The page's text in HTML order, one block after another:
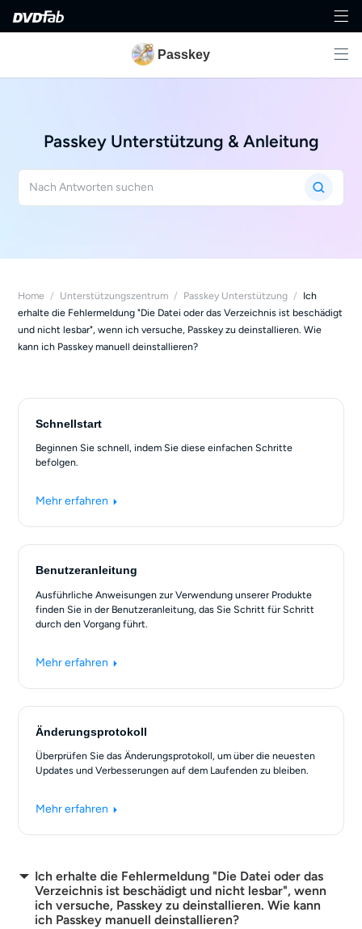
Passkey
Passkey Unterstützung & Anleitung
Home / Unterstützungszentrum / Passkey Unterstützung / Ich
erhalte die Fehlermeldung "Die Datei oder das Verzeichnis ist beschädigt
und nicht lesbar", wenn ich versuche, Passkey zu deinstallieren. Wie
kann ich Passkey manuell deinstallieren?
Schnellstart
Beginnen Sie schnell, indem Sie diese einfachen Schritte
befolgen.
Mehr erfahren
Benutzeranleitung
Ausführliche Anweisungen zur Verwendung unserer Produkte
finden Sie in der Benutzeranleitung, das Sie Schritt für Schritt
durch den Vorgang führt.
Mehr erfahren
Änderungsprotokoll
Überprüfen Sie das Änderungsprotokoll, um über die neuesten
Updates und Verbesserungen auf dem Laufenden zu bleiben.
Mehr erfahren
Ich erhalte die Fehlermeldung "Die Datei oder das
Verzeichnis ist beschädigt und nicht lesbar", wenn
ich versuche, Passkey zu deinstallieren. Wie kann
ich Passkey manuell deinstallieren?